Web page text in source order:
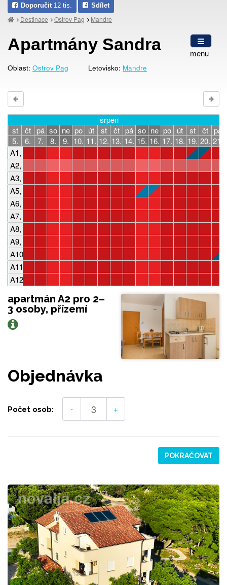
Doporučit 12 tis. Sdílet
Destinace Ostrov Pag Mandre
menu
Apartmány Sandra
Oblast: Ostrov Pag Letovisko: Mandre
srpen
st čt pá so ne po út st čt pá so ne po út st čt pá
5. 6. 7. 8. 9. 10. 11. 12. 13. 14. 15. 16. 17. 18. 19. 20. 21.
A1, 2-3 osoby, 1 ložnice
A2, 2-3 osoby, 1 ložnice
A3, 3-4 osoby, 2 ložnice
A5, 2-3 osoby, 1 ložnice
A6, 2-3 osoby, 1 ložnice
A7, 3-4 osoby, 2 ložnice
A8, studio, 2 osoby
A9, 2-3 osoby, 1 ložnice
A10, 2-3 osoby, 1 ložnice
A11, 3-4 osoby, 2 ložnice
A12, studio, 2 osoby
apartmán A2 pro 2–
3 osoby, přízemí
Objednávka
Počet osob: - +
POKRAČOVAT